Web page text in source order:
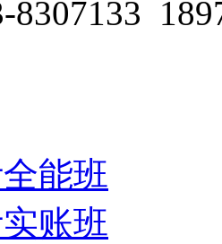
8307133
能班
账班